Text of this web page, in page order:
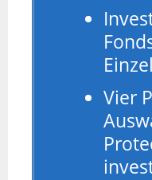
Vier